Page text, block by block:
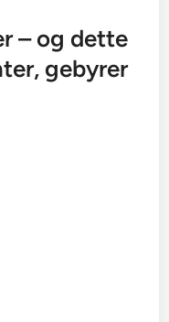
– og dette
gebyrer